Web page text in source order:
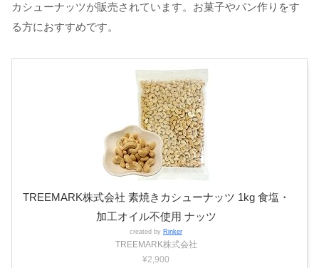
カシューナッツが販売されています。お菓子やパン作りをす
る方におすすめです。
TREEMARK株式会社 素焼きカシューナッツ 1kg 食塩・
加工オイル不使用 ナッツ
created by Rinker
TREEMARK株式会社
¥2,900